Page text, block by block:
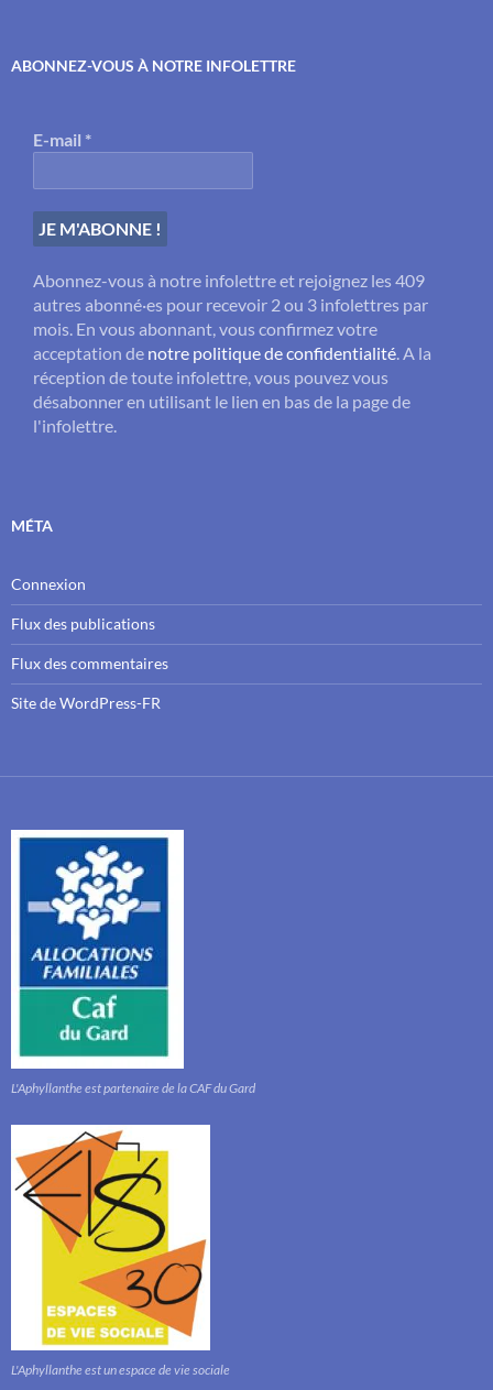
ABONNEZ-VOUS À NOTRE INFOLETTRE
E-mail *
Abonnez-vous à notre infolettre et rejoignez les 409
autres abonné·es pour recevoir 2 ou 3 infolettres par
mois. En vous abonnant, vous confirmez votre
acceptation de notre politique de confidentialité . A la
réception de toute infolettre, vous pouvez vous
désabonner en utilisant le lien en bas de la page de
l'infolettre.
MÉTA
Connexion
Flux des publications
Flux des commentaires
Site de WordPress-FR
L'Aphyllanthe est partenaire de la CAF du Gard
L'Aphyllanthe est un espace de vie sociale